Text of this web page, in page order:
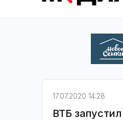
17.07.2020 14:28
ВТБ